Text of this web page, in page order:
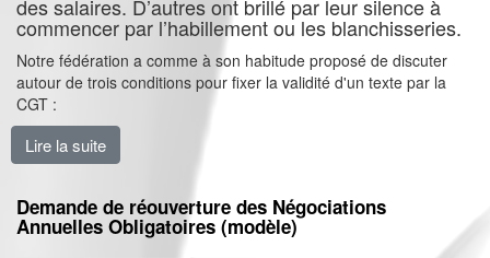
des salaires. D’autres ont brillé par leur silence à
commencer par l’habillement ou les blanchisseries.
Notre fédération a comme à son habitude proposé de discuter
autour de trois conditions pour fixer la validité d'un texte par la
CGT :
Lire la suite
Demande de réouverture des Négociations
Annuelles Obligatoires (modèle)